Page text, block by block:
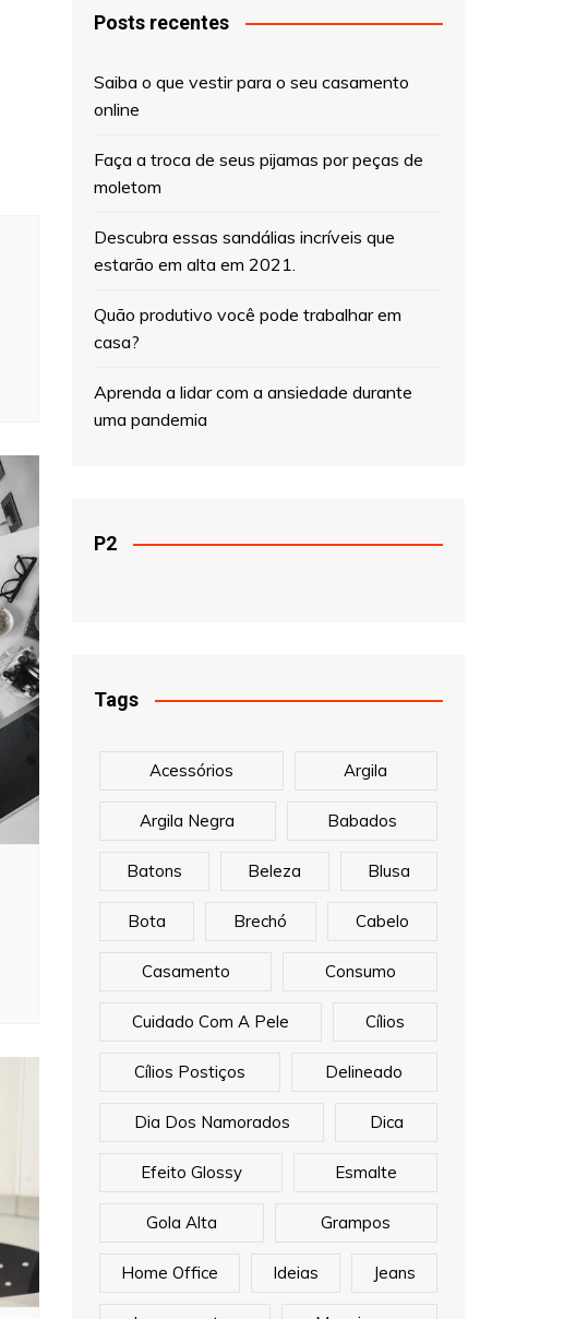
Posts recentes
Saiba o que vestir para o seu casamento
online
Faça a troca de seus pijamas por peças de
moletom
Descubra essas sandálias incríveis que
estarão em alta em 2021.
Quão produtivo você pode trabalhar em
casa?
Aprenda a lidar com a ansiedade durante
uma pandemia
P2
Tags
Acessórios Argila
Argila Negra Babados
Batons Beleza Blusa
Bota Brechó Cabelo
Casamento Consumo
Cuidado Com A Pele Cílios
Cílios Postiços Delineado
Dia Dos Namorados Dica
Efeito Glossy Esmalte
Gola Alta Grampos
Home Office Ideias Jeans